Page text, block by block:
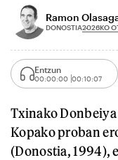
Ramon
DONOSTIA2026KO
Entzun
00:00:00 00:10:07
Txinako
Kopako proban
(Donostia, 1994),